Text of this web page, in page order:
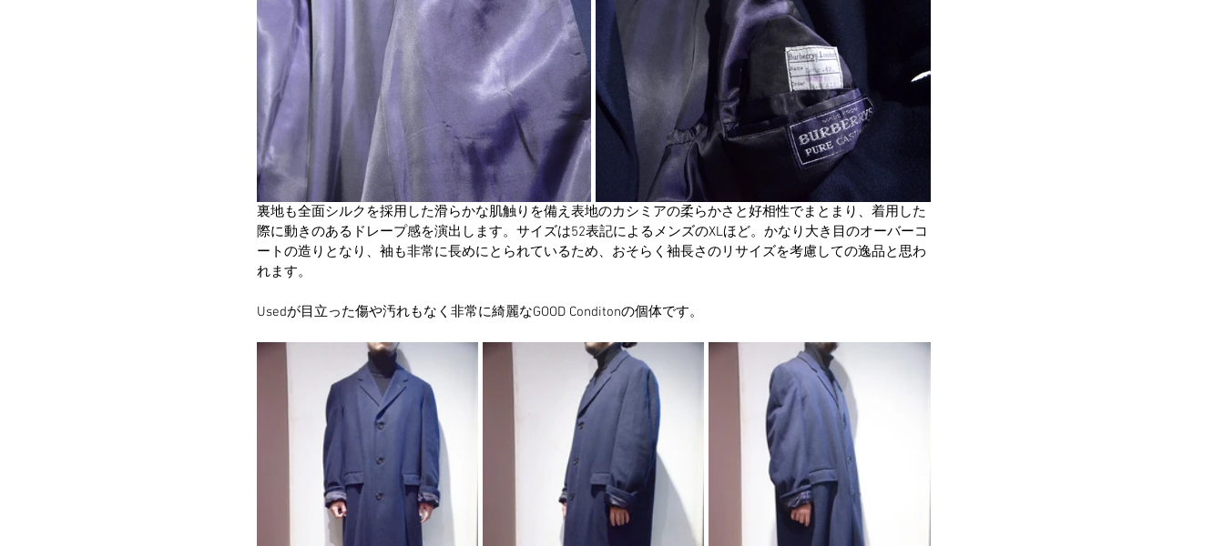
裏地も全面シルクを採用した滑らかな肌触りを備え表地のカシミアの柔らかさと好相性でまとまり、着用した
際に動きのあるドレープ感を演出します。サイズは52表記によるメンズのXLほど。かなり大き目のオーバーコ
ートの造りとなり、袖も非常に長めにとられているため、おそらく袖長さのリサイズを考慮しての逸品と思わ
れます。
Usedが目立った傷や汚れもなく非常に綺麗なGOOD Conditonの個体です。